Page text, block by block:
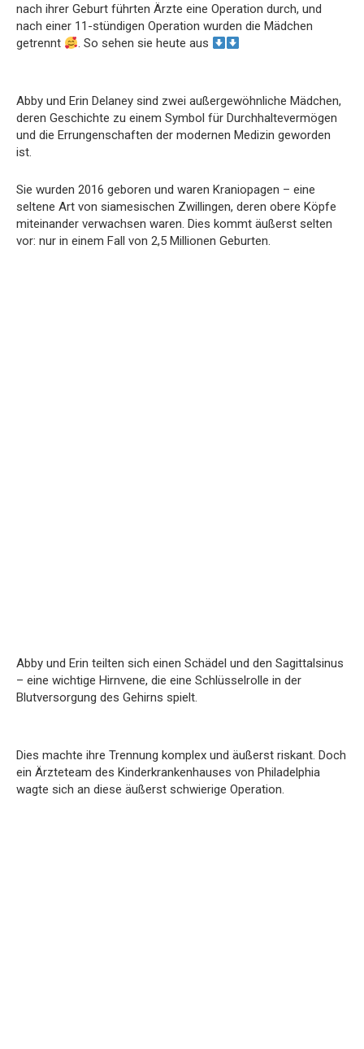
nach ihrer Geburt führten Ärzte eine Operation durch, und
nach einer 11-stündigen Operation wurden die Mädchen
getrennt
. So sehen sie heute aus
Abby und Erin Delaney sind zwei außergewöhnliche Mädchen,
deren Geschichte zu einem Symbol für Durchhaltevermögen
und die Errungenschaften der modernen Medizin geworden
ist.
Sie wurden 2016 geboren und waren Kraniopagen – eine
seltene Art von siamesischen Zwillingen, deren obere Köpfe
miteinander verwachsen waren. Dies kommt äußerst selten
vor: nur in einem Fall von 2,5 Millionen Geburten.
Abby und Erin teilten sich einen Schädel und den Sagittalsinus
– eine wichtige Hirnvene, die eine Schlüsselrolle in der
Blutversorgung des Gehirns spielt.
Dies machte ihre Trennung komplex und äußerst riskant. Doch
ein Ärzteteam des Kinderkrankenhauses von Philadelphia
wagte sich an diese äußerst schwierige Operation.